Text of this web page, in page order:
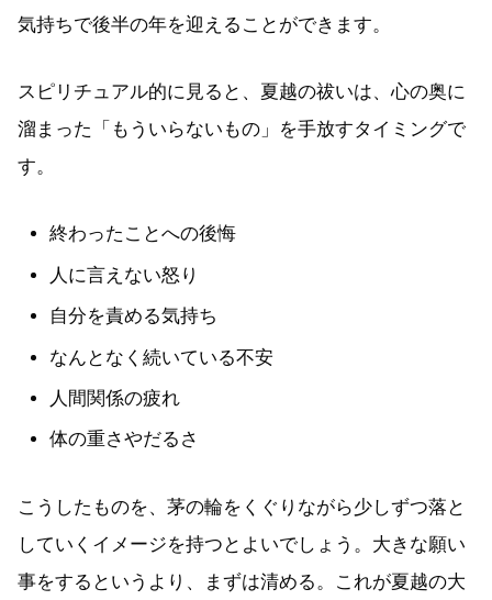
気持ちで後半の年を迎えることができます。
スピリチュアル的に見ると、夏越の祓いは、心の奥に
溜まった「もういらないもの」を手放すタイミングで
す。
終わったことへの後悔
人に言えない怒り
自分を責める気持ち
なんとなく続いている不安
人間関係の疲れ
体の重さやだるさ
こうしたものを、茅の輪をくぐりながら少しずつ落と
していくイメージを持つとよいでしょう。大きな願い
事をするというより、まずは清める。これが夏越の大